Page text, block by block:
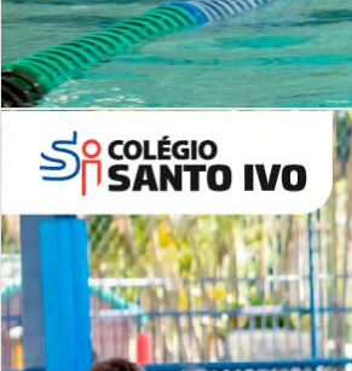
Período Integral | Saiba mais
Lista de vídeos